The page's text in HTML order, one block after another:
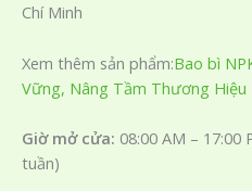
Chí Minh
Xem thêm sản phẩm:Bao bì
Vững, Nâng Tầm Thương Hiệu
Giờ mở cửa: 08:00 AM –
tuần)